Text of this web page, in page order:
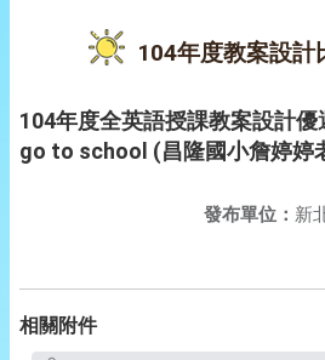
104年度教案設計
104年度全英語授課教案設計
go to school (昌隆國小詹婷婷
發布單位： 新
相關附件